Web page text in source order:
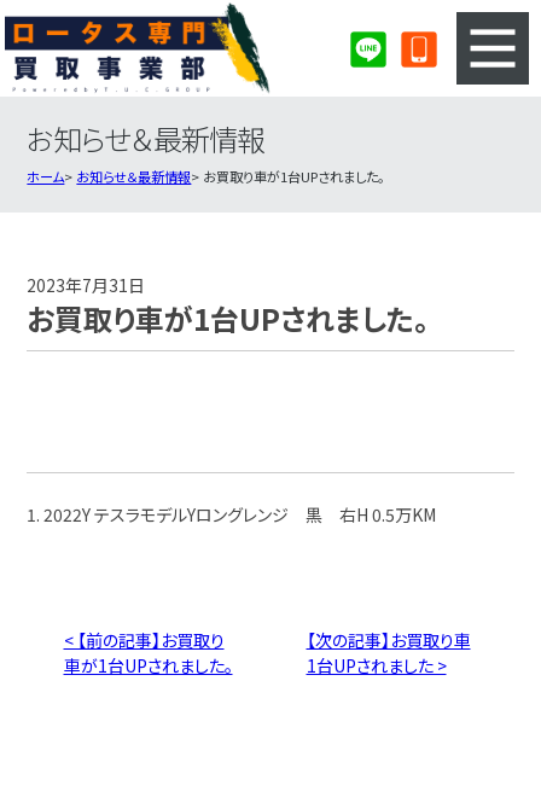
3ステップのカンタン査定
ロータス買取実績
お知らせ＆最新情報
ホーム お知らせ＆最新情報 お買取り車が1台UPされました。
2023年7月31日
お買取り車が1台UPされました。
1. 2022Y テスラモデルYロングレンジ 黒 右H 0.5万KM
< 【前の記事】お買取り
車が1台UPされました。
【次の記事】お買取り車
1台UPされました >